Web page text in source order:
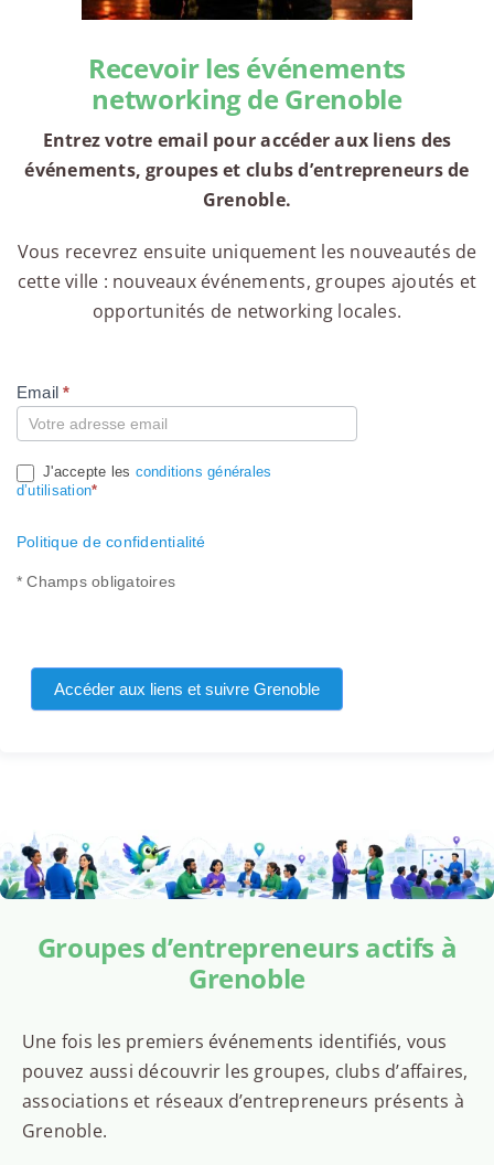
Recevoir les événements
networking de Grenoble
Entrez votre email pour accéder aux liens des
événements, groupes et clubs d’entrepreneurs de
Grenoble.
Vous recevrez ensuite uniquement les nouveautés de
cette ville : nouveaux événements, groupes ajoutés et
opportunités de networking locales.
Compte
Email*
J'accepte les conditions générales
d’utilisation*
Politique de confidentialité
* Champs obligatoires
Accéder aux liens et suivre Grenoble
Groupes d’entrepreneurs actifs à
Grenoble
Une fois les premiers événements identifiés, vous
pouvez aussi découvrir les groupes, clubs d’affaires,
associations et réseaux d’entrepreneurs présents à
Grenoble.